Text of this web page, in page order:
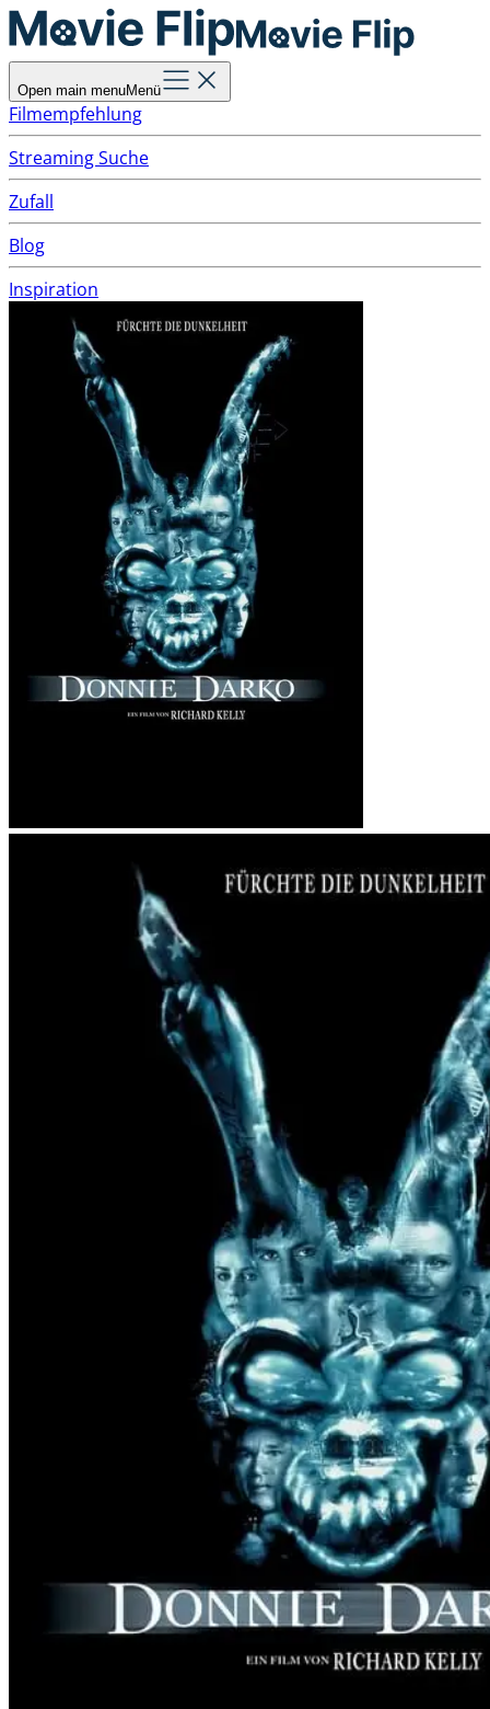
Open main menuMenü
Filmempfehlung
Streaming Suche
Zufall
Blog
Inspiration